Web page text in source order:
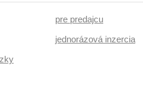
pre predajcu
jednorázová inzercia